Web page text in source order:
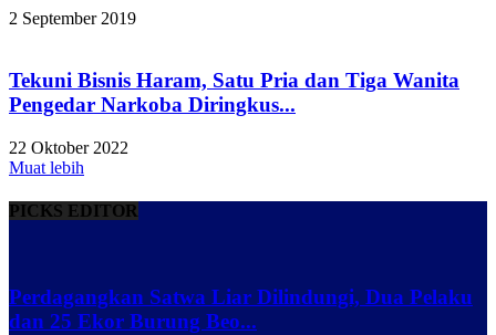
2 September 2019
Tekuni Bisnis Haram, Satu Pria dan Tiga Wanita
Pengedar Narkoba Diringkus...
22 Oktober 2022
Muat lebih
PICKS EDITOR
Perdagangkan Satwa Liar Dilindungi, Dua Pelaku
dan 25 Ekor Burung Beo...